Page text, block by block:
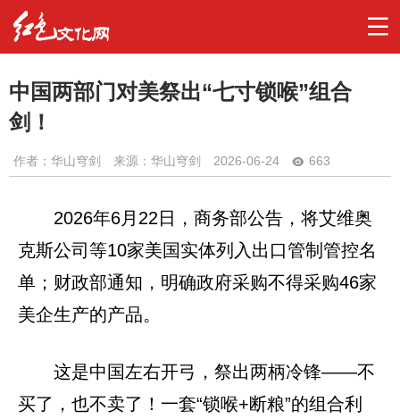
中国两部门对美祭出“七寸锁喉”组合
剑！
作者： 华山穹剑 来源：华山穹剑 2026-06-24 663
2026年6月22日，商务部公告，将艾维奥
克斯公司等10家美国实体列入出口管制管控名
单；财政部通知，明确政府采购不得采购46家
美企生产的产品。
这是中国左右开弓，祭出两柄冷锋——不
买了，也不卖了！一套“锁喉+断粮”的组合利